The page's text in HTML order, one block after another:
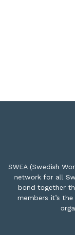
SWEA (Swedish
network for all
bond together
members it’s